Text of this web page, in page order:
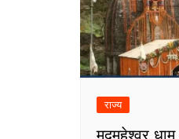
राज्य
मद्महेश्वर